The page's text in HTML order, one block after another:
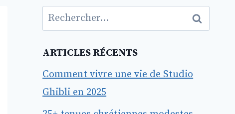
Rechercher :
ARTICLES RÉCENTS
Comment vivre une vie de Studio
Ghibli en 2025